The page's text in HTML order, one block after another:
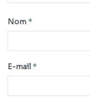
Nom *
E-mail *